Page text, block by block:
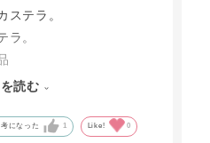
ステラ。
ラ。
と香りが広がりなめら
読む
になった 1 Like! 0